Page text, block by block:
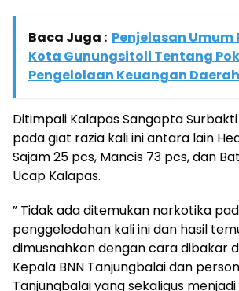
Baca Juga : Penjelasan Umum
Kota Gunungsitoli Tentang
Pengelolaan Keuangan Daerah
Ditimpali Kalapas Sangapta
pada giat razia kali ini antara lain
Sajam 25 pcs, Mancis 73 pcs, dan
Ucap Kalapas.
” Tidak ada ditemukan narkotika
penggeledahan kali ini dan hasil
dimusnahkan dengan cara dibakar
Kepala BNN Tanjungbalai dan
Tanjungbalai yang sekaligus